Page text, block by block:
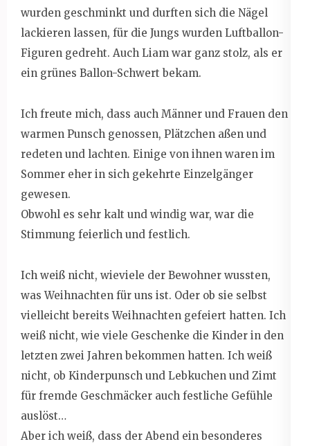
wurden geschminkt und durften sich die Nägel
lackieren lassen, für die Jungs wurden Luftballon-
Figuren gedreht. Auch Liam war ganz stolz, als er
ein grünes Ballon-Schwert bekam.
Ich freute mich, dass auch Männer und Frauen den
warmen Punsch genossen, Plätzchen aßen und
redeten und lachten. Einige von ihnen waren im
Sommer eher in sich gekehrte Einzelgänger
gewesen.
Obwohl es sehr kalt und windig war, war die
Stimmung feierlich und festlich.
Ich weiß nicht, wieviele der Bewohner wussten,
was Weihnachten für uns ist. Oder ob sie selbst
vielleicht bereits Weihnachten gefeiert hatten. Ich
weiß nicht, wie viele Geschenke die Kinder in den
letzten zwei Jahren bekommen hatten. Ich weiß
nicht, ob Kinderpunsch und Lebkuchen und Zimt
für fremde Geschmäcker auch festliche Gefühle
auslöst…
Aber ich weiß, dass der Abend ein besonderes